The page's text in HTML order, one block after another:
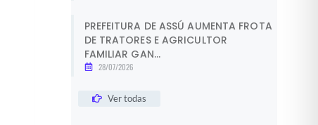
PREFEITURA DE ASSÚ AUMENTA FROTA
DE TRATORES E AGRICULTOR
FAMILIAR GAN...
28/07/2026
Ver todas